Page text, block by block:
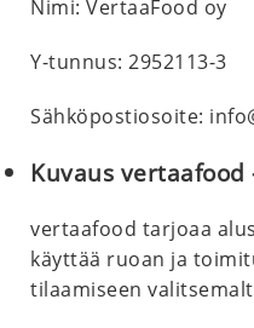
Nimi: VertaaFood oy
Y-tunnus: 2952113-3
Sähköpostiosoite:
Kuvaus vertaafood
vertaafood tarjoaa
käyttää ruoan ja
tilaamiseen